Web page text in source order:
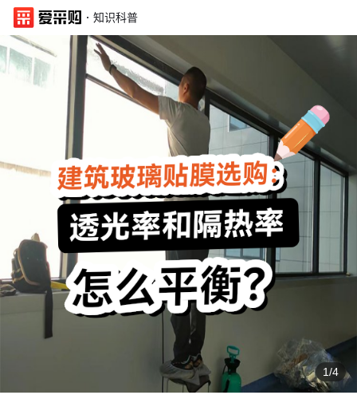
· 知识科普
1/4